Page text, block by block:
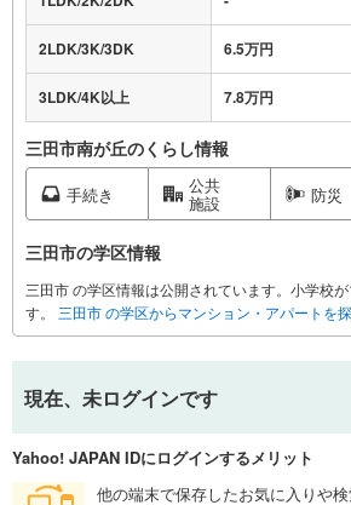
2LDK/3K/3DK 6.5万円
3LDK/4K以上 7.8万円
三田市南が丘のくらし情報
手続き 公共
施設 防災
三田市の学区情報
三田市 の学区情報は公開されています。小学校
す。
三田市 の学区からマンション・アパートを
現在、未ログインです
Yahoo! JAPAN IDにログインするメリット
他の端末で保存したお気に入りや